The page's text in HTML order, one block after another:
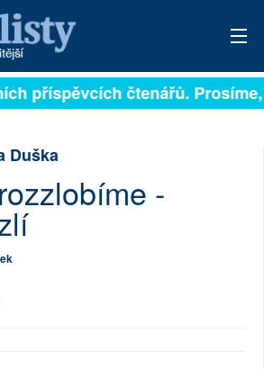
příspěvcích čtenářů. Prosíme,
Duška
-